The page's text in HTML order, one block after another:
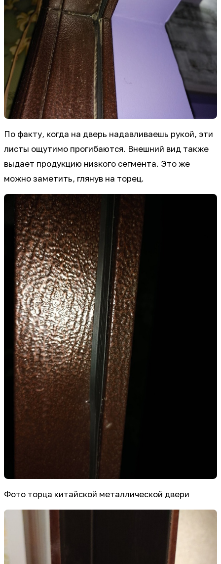
По факту, когда на дверь надавливаешь рукой, эти
листы ощутимо прогибаются. Внешний вид также
выдает продукцию низкого сегмента. Это же
можно заметить, глянув на торец.
Фото торца китайской металлической двери